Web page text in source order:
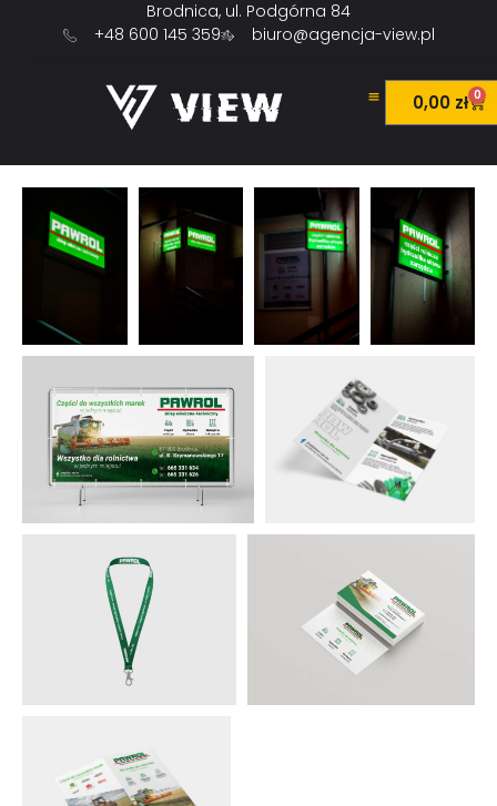
Brodnica, ul. Podgórna 84
+48 600 145 359
biuro@agencja-view.pl
0,00 zł 0